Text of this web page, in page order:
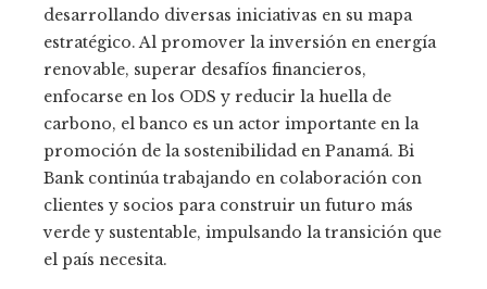
desarrollando diversas iniciativas en su mapa
estratégico. Al promover la inversión en energía
renovable, superar desafíos financieros,
enfocarse en los ODS y reducir la huella de
carbono, el banco es un actor importante en la
promoción de la sostenibilidad en Panamá. Bi
Bank continúa trabajando en colaboración con
clientes y socios para construir un futuro más
verde y sustentable, impulsando la transición que
el país necesita.